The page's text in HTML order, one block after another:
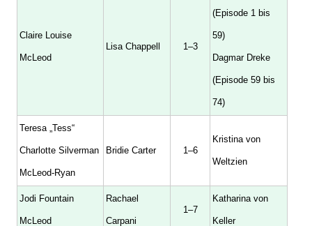
Claire Louise
McLeod
Lisa Chappell 1–3
(Episode 1 bis
59)
Dagmar Dreke
(Episode 59 bis
74)
Teresa „Tess“
Charlotte Silverman
McLeod-Ryan
Bridie Carter 1–6
Kristina von
Weltzien
Jodi Fountain
McLeod
Rachael
Carpani
1–7
Katharina von
Keller